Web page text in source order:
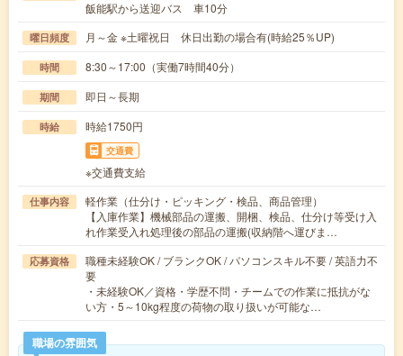
飯能駅から送迎バス 車10分
曜日頻度 月～金 ※土曜祝日 休日出勤の場合有(時給25％UP)
時間 8:30～17:00（実働7時間40分）
期間 即日～長期
時給 時給1750円
交通費
※交通費支給
仕事内容
軽作業（仕分け・ピッキング・検品、商品管理）
【入庫作業】機械部品の運搬、開梱、検品、仕分け等受け入
れ作業受入れ処理後の部品の運搬(収納階へ運びま…
応募資格
職種未経験OK / ブランクOK / パソコンスキル不要 / 英語力不
要
・未経験OK／資格・学歴不問・チームでの作業に抵抗がな
い方・5～10kg程度の荷物の取り扱いが可能な…
職場の雰囲気